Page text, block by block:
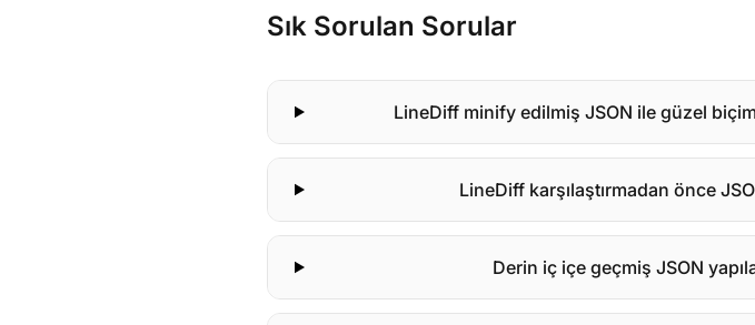
Sık Sorulan Sorular
LineDiff minify edilmiş JSON ile güzel
LineDiff karşılaştırmadan önce
Derin iç içe geçmiş JSON